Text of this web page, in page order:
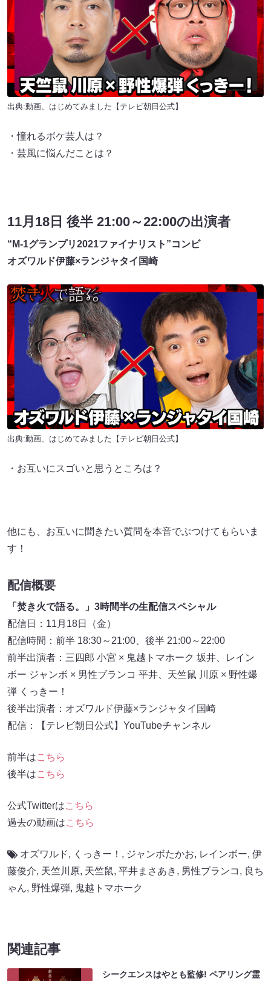
出典:動画、はじめてみました【テレビ朝日公式】
・憧れるボケ芸人は？
・芸風に悩んだことは？
11月18日 後半 21:00～22:00の出演者
“M-1グランプリ2021ファイナリスト”コンビ
オズワルド伊藤×ランジャタイ国崎
出典:動画、はじめてみました【テレビ朝日公式】
・お互いにスゴいと思うところは？
他にも、お互いに聞きたい質問を本音でぶつけてもらいま
す！
配信概要
「焚き火で語る。」3時間半の生配信スペシャル
配信日：11月18日（金）
配信時間：前半 18:30～21:00、後半 21:00～22:00
前半出演者：三四郎 小宮 × 鬼越トマホーク 坂井、レイン
ボー ジャンボ × 男性ブランコ 平井、天竺鼠 川原 × 野性爆
弾 くっきー！
後半出演者：オズワルド伊藤×ランジャタイ国崎
配信：【テレビ朝日公式】YouTubeチャンネル
前半はこちら
後半はこちら
公式Twitterはこちら
過去の動画はこちら
オズワルド, くっきー！ , ジャンボたかお, レインボー, 伊
藤俊介, 天竺川原, 天竺鼠, 平井まさあき , 男性ブランコ , 良ち
ゃん, 野性爆弾, 鬼越トマホーク
関連記事
シークエンスはやとも監修! ペアリング霊